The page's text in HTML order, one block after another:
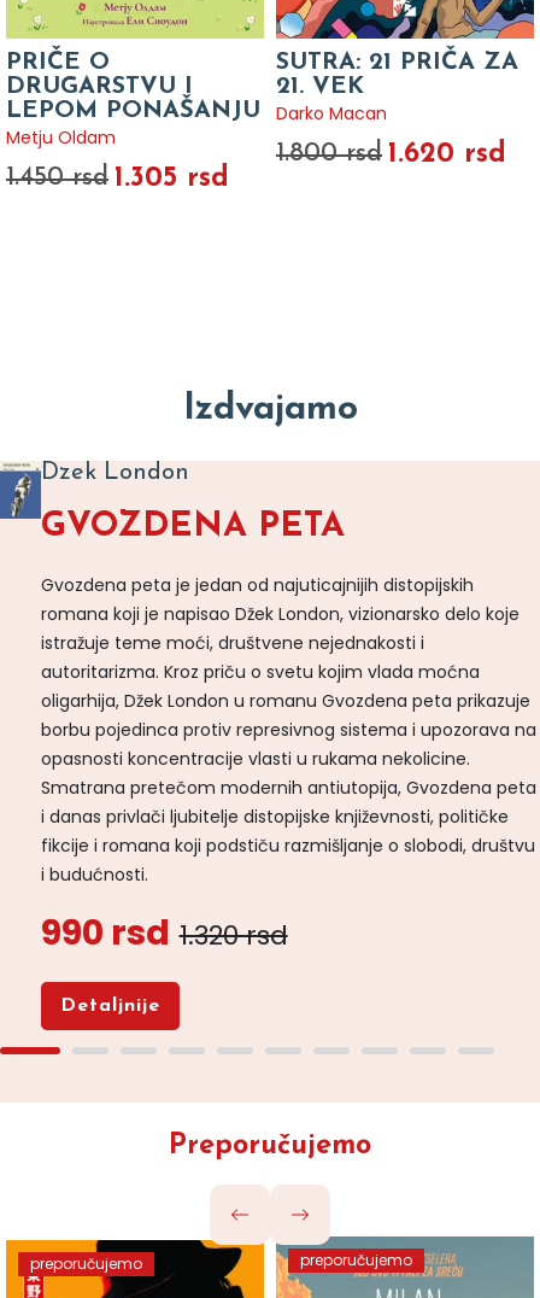
PRIČE O
DRUGARSTVU I
LEPOM PONAŠANJU
Metju Oldam
1.450 rsd 1.305 rsd
SUTRA: 21 PRIČA ZA
21. VEK
Darko Macan
1.800 rsd 1.620 rsd
Izdvajamo
Dzek London
GVOZDENA PETA
Gvozdena peta je jedan od najuticajnijih distopijskih
romana koji je napisao Džek London, vizionarsko delo koje
istražuje teme moći, društvene nejednakosti i
autoritarizma. Kroz priču o svetu kojim vlada moćna
oligarhija, Džek London u romanu Gvozdena peta prikazuje
borbu pojedinca protiv represivnog sistema i upozorava na
opasnosti koncentracije vlasti u rukama nekolicine.
Smatrana pretečom modernih antiutopija, Gvozdena peta
i danas privlači ljubitelje distopijske književnosti, političke
fikcije i romana koji podstiču razmišljanje o slobodi, društvu
i budućnosti.
990 rsd 1.320 rsd
Detaljnije
Preporučujemo
preporučujemo preporučujemo